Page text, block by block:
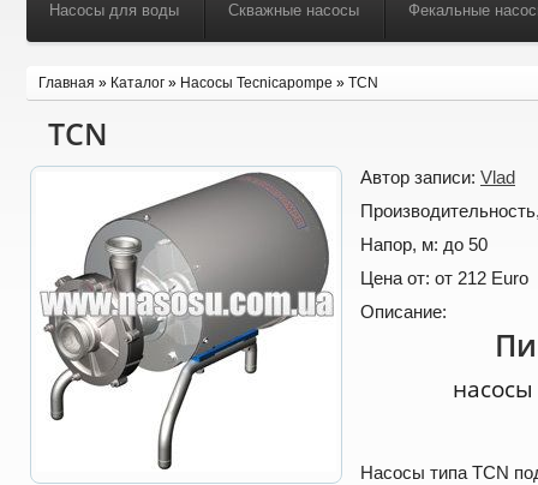
Насосы для воды Скважные насосы Фекальные
Главная » Каталог » Насосы Tecnicapompe » TCN
TCN
Автор записи: Vlad
Напор, м: до 50
Цена от: от 212 Euro
Описание:
Насосы типа TCN